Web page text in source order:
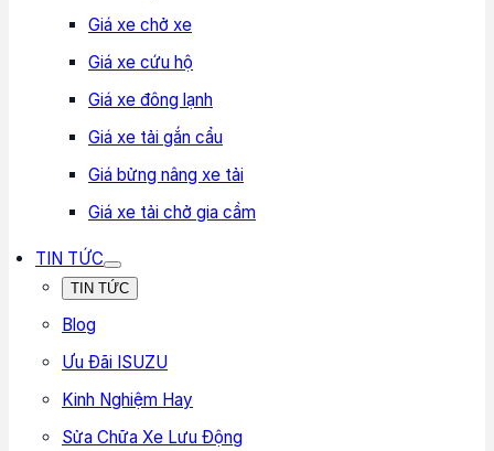
Giá xe chở xe
Giá xe cứu hộ
Giá xe đông lạnh
Giá xe tải gắn cẩu
Giá bửng nâng xe tải
Giá xe tải chở gia cầm
TIN TỨC
TIN TỨC
Blog
Ưu Đãi ISUZU
Kinh Nghiệm Hay
Sửa Chữa Xe Lưu Động